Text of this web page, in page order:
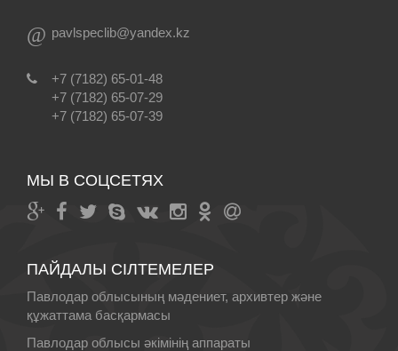
@ pavlspeclib@yandex.kz
+7 (7182) 65-01-48
+7 (7182) 65-07-29
+7 (7182) 65-07-39
МЫ В СОЦСЕТЯХ
ПАЙДАЛЫ СІЛТЕМЕЛЕР
Павлодар облысының мәдениет, архивтер және
құжаттама басқармасы
Павлодар облысы әкімінің аппараты